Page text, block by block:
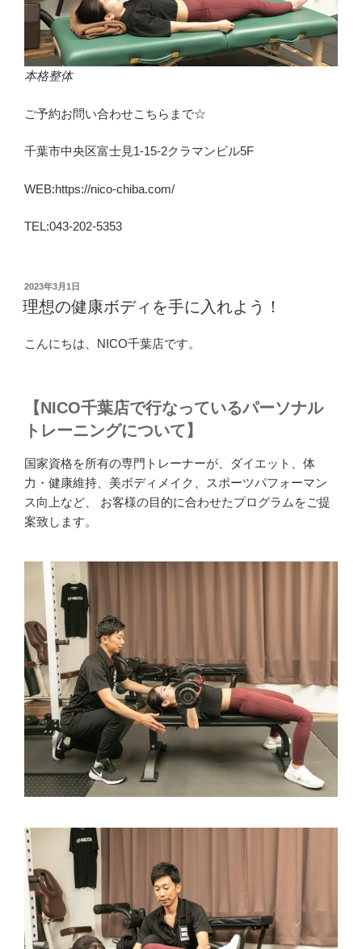
本格整体
ご予約お問い合わせこちらまで☆
千葉市中央区富士見1-15-2クラマンビル5F
WEB:https://nico-chiba.com/
TEL:043-202-5353
投
稿
日:
2023年3月1日
理想の健康ボディを手に入れよう！
こんにちは、NICO千葉店です。
【NICO千葉店で行なっているパーソナル
トレーニングについて】
国家資格を所有の専門トレーナーが、ダイエット、体
力・健康維持、美ボディメイク、スポーツパフォーマン
ス向上など、 お客様の目的に合わせたプログラムをご提
案致します。